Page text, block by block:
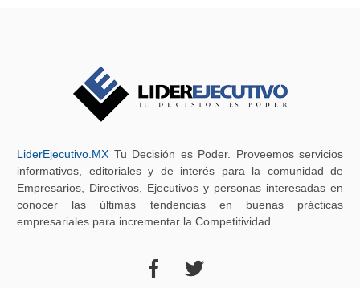
LiderEjecutivo.MX Tu Decisión es Poder. Proveemos servicios
informativos, editoriales y de interés para la comunidad de
Empresarios, Directivos, Ejecutivos y personas interesadas en
conocer las últimas tendencias en buenas prácticas
empresariales para incrementar la Competitividad.